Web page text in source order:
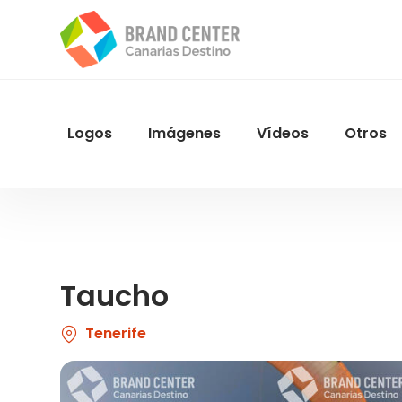
contenido
Menu
Logos Imágenes Vídeos Otros
Taucho
Tenerife